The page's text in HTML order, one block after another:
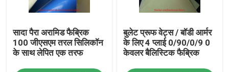
हमसे संपर्क करें
सादा पैरा अरामिड फैब्रिक
100 जीएसएम तरल सिलिकॉन
के साथ लेपित एक तरफ
बुलेट प्रूफ वेट्स / बॉडी आर्मर
के लिए 4 प्लाई 0/90/0/9 0
केवलर बैलिस्टिक फैब्रिक